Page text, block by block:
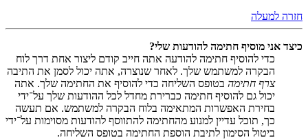
חזרה למעלה
כיצד אני מוסיף חתימה להודעות שלי?
כדי להוסיף חתימה להודעה אתה חייב קודם ליצור אחת דרך לוח
הבקרה למשתמש שלך. לאחר שנוצרה, אתה יכול לסמן את התיבה
צרף חתימה בטופס השליחה כדי להוסיף את החתימה שלך. אתה
יכול גם להוסיף חתימה כברירת מחדל לכל ההודעות שלך על־ידי
בחירת האפשרות המתאימה בלוח הבקרה למשתמש. אם תעשה
כך, תוכל עדיין למנוע מהחתימה להתווסף להודעות מסוימות על־ידי
ביטול הסימון לתיבת הוספת החתימה בטופס השליחה.